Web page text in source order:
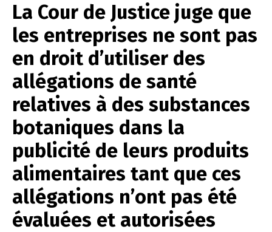
La Cour de Justice juge que
les entreprises ne sont pas
en droit d’utiliser des
allégations de santé
relatives à des substances
botaniques dans la
publicité de leurs produits
alimentaires tant que ces
allégations n’ont pas été
évaluées et autorisées